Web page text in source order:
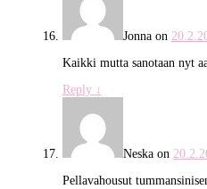
Jonnaon
Kaikki mutta sanotaan nyt
Reply ↓
Neskaon
Pellavahousut